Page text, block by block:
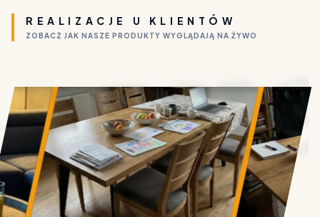
REALIZACJE U KLIENTÓW
ZOBACZ JAK NASZE PRODUKTY WYGLĄDAJĄ NA ŻYWO